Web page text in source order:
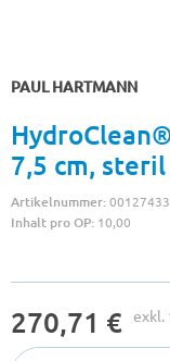
PAUL HARTMANN
7,5 cm, steril
Artikelnummer:00127433
Inhalt pro OP: 10,00
270,71 € exkl.